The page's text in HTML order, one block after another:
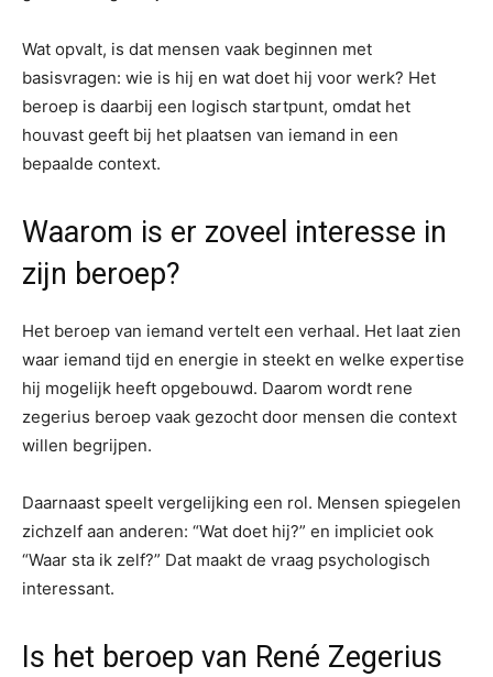
Wat opvalt, is dat mensen vaak beginnen met
basisvragen: wie is hij en wat doet hij voor werk? Het
beroep is daarbij een logisch startpunt, omdat het
houvast geeft bij het plaatsen van iemand in een
bepaalde context.
Waarom is er zoveel interesse in
zijn beroep?
Het beroep van iemand vertelt een verhaal. Het laat zien
waar iemand tijd en energie in steekt en welke expertise
hij mogelijk heeft opgebouwd. Daarom wordt rene
zegerius beroep vaak gezocht door mensen die context
willen begrijpen.
Daarnaast speelt vergelijking een rol. Mensen spiegelen
zichzelf aan anderen: “Wat doet hij?” en impliciet ook
“Waar sta ik zelf?” Dat maakt de vraag psychologisch
interessant.
Is het beroep van René Zegerius